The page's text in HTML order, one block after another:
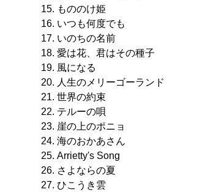
15. もののけ姫
16. いつも何度でも
17. いのちの名前
18. 愛は花、君はその種子
19. 風になる
20. 人生のメリーゴーランド
21. 世界の約束
22. テルーの唄
23. 崖の上のポニョ
24. 海のおかあさん
25. Arrietty's Song
26. さよならの夏
27. ひこうき雲